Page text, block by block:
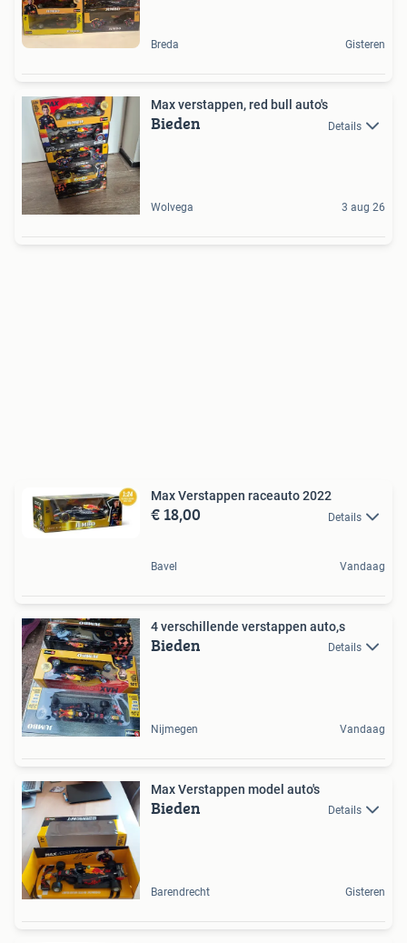
Breda Gisteren
Max verstappen, red bull auto's
Bieden Details
Wolvega 3 aug 26
Max Verstappen raceauto 2022
€ 18,00 Details
Bavel Vandaag
4 verschillende verstappen auto,s
Bieden Details
Nijmegen Vandaag
Max Verstappen model auto's
Bieden Details
Barendrecht Gisteren